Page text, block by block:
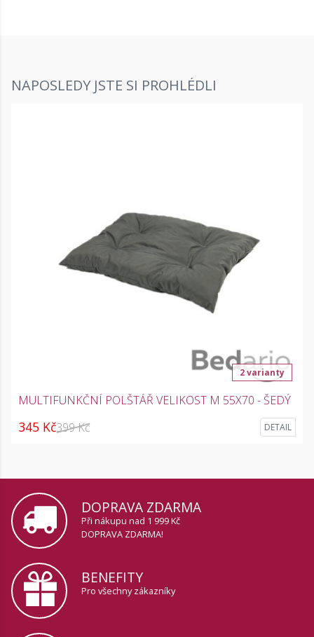
NAPOSLEDY JSTE SI PROHLÉDLI
2 varianty
MULTIFUNKČNÍ POLŠTÁŘ VELIKOST M 55X70 - ŠEDÝ
345 Kč399 Kč DETAIL
DOPRAVA ZDARMA
Při nákupu nad 1 999 Kč
DOPRAVA ZDARMA!
BENEFITY
Pro všechny zákazníky